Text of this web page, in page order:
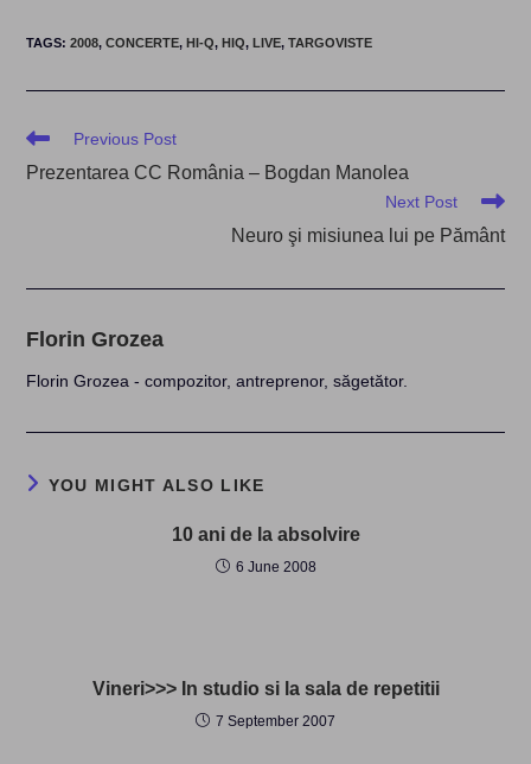
TAGS:2008, CONCERTE, HI-Q, HIQ, LIVE, TARGOVISTE
Read
articles
Previous Post
Prezentarea CC România – Bogdan Manolea
Next Post
Neuro şi misiunea lui pe Pământ
Florin Grozea
Florin Grozea - compozitor, antreprenor, săgetător.
YOU MIGHT ALSO LIKE
10 ani de la absolvire
6 June 2008
Vineri>>> In studio si la sala de repetitii
7 September 2007